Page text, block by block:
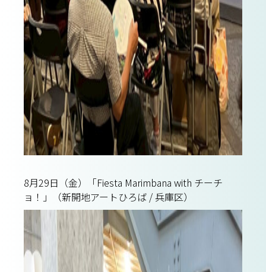
8月29日（金）「Fiesta Marimbana with チーチ
ョ！」（新開地アートひろば / 兵庫区）